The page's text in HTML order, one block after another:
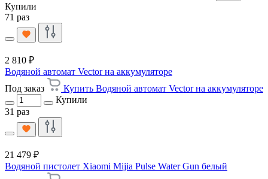
Купили
71 раз
2 810 ₽
Водяной автомат Vector на аккумуляторе
Под заказ
Купить Водяной автомат Vector на аккумуляторе
Купили
31 раз
21 479 ₽
Водяной пистолет Xiaomi Mijia Pulse Water Gun белый